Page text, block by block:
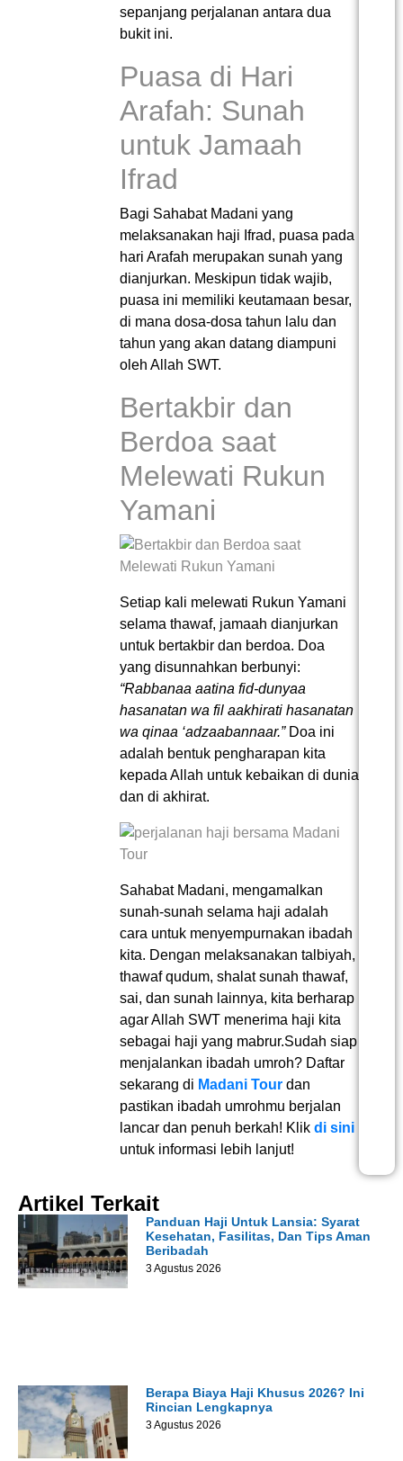
sepanjang perjalanan antara dua
bukit ini​.
Puasa di Hari
Arafah: Sunah
untuk Jamaah
Ifrad
Bagi Sahabat Madani yang
melaksanakan haji Ifrad, puasa pada
hari Arafah merupakan sunah yang
dianjurkan. Meskipun tidak wajib,
puasa ini memiliki keutamaan besar,
di mana dosa-dosa tahun lalu dan
tahun yang akan datang diampuni
oleh Allah SWT.
Bertakbir dan
Berdoa saat
Melewati Rukun
Yamani
Setiap kali melewati Rukun Yamani
selama thawaf, jamaah dianjurkan
untuk bertakbir dan berdoa. Doa
yang disunnahkan berbunyi:
“Rabbanaa aatina fid-dunyaa
hasanatan wa fil aakhirati hasanatan
wa qinaa ‘adzaabannaar.”Doa ini
adalah bentuk pengharapan kita
kepada Allah untuk kebaikan di dunia
dan di akhirat.
Sahabat Madani, mengamalkan
sunah-sunah selama haji adalah
cara untuk menyempurnakan ibadah
kita. Dengan melaksanakan talbiyah,
thawaf qudum, shalat sunah thawaf,
sai, dan sunah lainnya, kita berharap
agar Allah SWT menerima haji kita
sebagai haji yang mabrur.Sudah siap
menjalankan ibadah umroh? Daftar
sekarang di Madani Tourdan
pastikan ibadah umrohmu berjalan
lancar dan penuh berkah! Klik di sini
untuk informasi lebih lanjut!
Artikel Terkait
Panduan Haji Untuk Lansia: Syarat
Kesehatan, Fasilitas, Dan Tips Aman
Beribadah
3 Agustus 2026
Berapa Biaya Haji Khusus 2026? Ini
Rincian Lengkapnya
3 Agustus 2026